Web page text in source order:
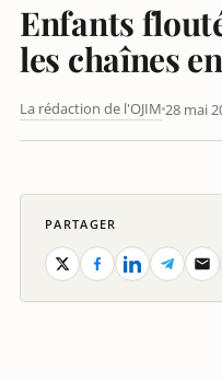
Enfants
les chaînes
La rédaction de l'OJIM 28 mai
PARTAGER